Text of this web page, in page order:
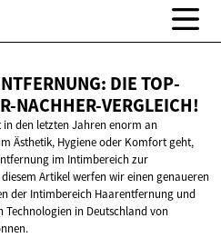
DIE TOP-
NACHHER-VERGLEICH!
den letzten Jahren enorm an
Ästhetik, Hygiene oder Komfort geht,
im Intimbereich zur
Artikel werfen wir einen genaueren
der Intimbereich Haarentfernung und
Technologien in Deutschland von